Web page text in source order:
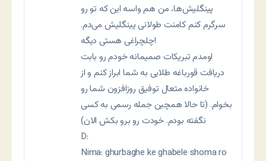
پينگليش‌ها، من هم واسه این که تو رو
سرگرم کنم کامنت طولانی پينگليش می‌دم.
چلچراغی هستی ديگه!
اومدم تبريکات صميمانه خودم رو بابت
دريافت قورباغه طلايی به شما ابراز کنم و از
خانواده متعال توفيق روزافزون شما رو
بخوام. (تا حالا همچين جمله رسمی به کسی
نگفته بودم. خودت رو برو بکش الان)
D:
Nima: ghurbaghe ke ghabele shoma ro